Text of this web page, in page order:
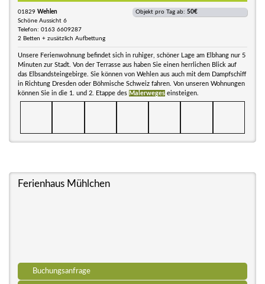
01829 Wehlen
Schöne Aussicht 6
Telefon: 0163 6609287
2 Betten + zusätzlich Aufbettung
Objekt pro Tag ab: 50€
Unsere Ferienwohnung befindet sich in ruhiger, schöner Lage am Elbhang nur 5
Minuten zur Stadt. Von der Terrasse aus haben Sie einen herrlichen Blick auf
das Elbsandsteingebirge. Sie können von Wehlen aus auch mit dem Dampfschiff
in Richtung Dresden oder Böhmische Schweiz fahren. Von unseren Wohnungen
können Sie in die 1. und 2. Etappe des Malerweges einsteigen.
Ferienhaus Mühlchen
Buchungsanfrage